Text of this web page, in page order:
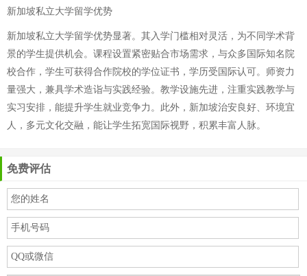
新加坡私立大学留学优势
新加坡私立大学留学优势显著。其入学门槛相对灵活，为不同学术背
景的学生提供机会。课程设置紧密贴合市场需求，与众多国际知名院
校合作，学生可获得合作院校的学位证书，学历受国际认可。师资力
量强大，兼具学术造诣与实践经验。教学设施先进，注重实践教学与
实习安排，能提升学生就业竞争力。此外，新加坡治安良好、环境宜
人，多元文化交融，能让学生拓宽国际视野，积累丰富人脉。
免费评估